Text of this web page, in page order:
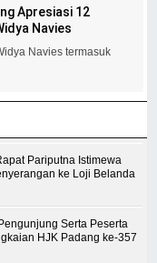
Apresiasi 12
Navies
Navies termasuk
Pariputna Istimewa
ke Loji Belanda
Serta Peserta
HJK Padang ke-357